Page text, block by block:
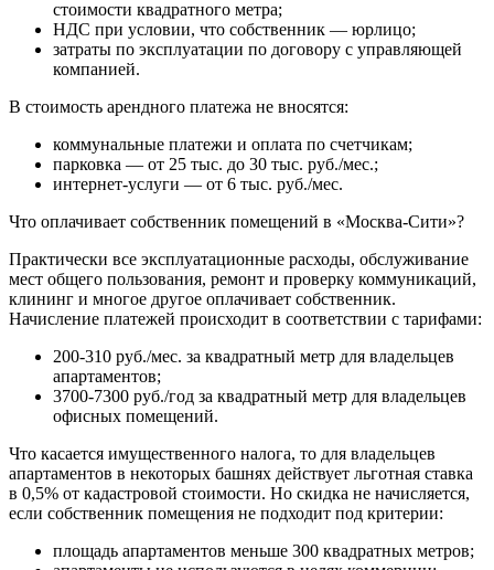
стоимости квадратного метра;
НДС при условии, что собственник — юрлицо;
затраты по эксплуатации по договору с управляющей
компанией.
В стоимость арендного платежа не вносятся:
коммунальные платежи и оплата по счетчикам;
парковка — от 25 тыс. до 30 тыс. руб./мес.;
интернет-услуги — от 6 тыс. руб./мес.
Что оплачивает собственник помещений в «Москва-Сити»?
Практически все эксплуатационные расходы, обслуживание
мест общего пользования, ремонт и проверку коммуникаций,
клининг и многое другое оплачивает собственник.
Начисление платежей происходит в соответствии с тарифами:
200-310 руб./мес. за квадратный метр для владельцев
апартаментов;
3700-7300 руб./год за квадратный метр для владельцев
офисных помещений.
Что касается имущественного налога, то для владельцев
апартаментов в некоторых башнях действует льготная ставка
в 0,5% от кадастровой стоимости. Но скидка не начисляется,
если собственник помещения не подходит под критерии:
площадь апартаментов меньше 300 квадратных метров;